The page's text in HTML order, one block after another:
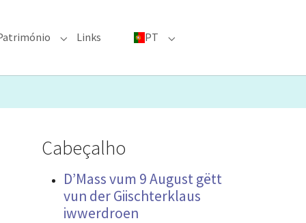
for "Grandes eventos"
Submenu for "Património"
Links PT Submenu for "PT"
Cabeçalho
D’Mass vum 9 August gëtt
vun der Giischterklaus
iwwerdroen